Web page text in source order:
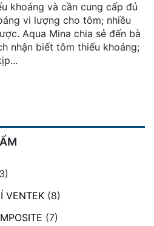
VENTEK (8)
(7)
khoáng và cần cung cấp đủ
vi lượng cho tôm; nhiều
Aqua Mina chia sẻ đến bà
nhận biết tôm thiếu khoáng;